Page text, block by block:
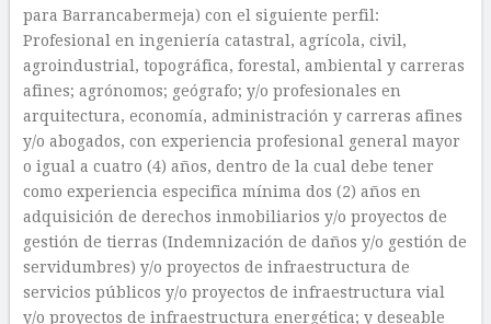
para Barrancabermeja) con el siguiente perfil:
Profesional en ingeniería catastral, agrícola, civil,
agroindustrial, topográfica, forestal, ambiental y carreras
afines; agrónomos; geógrafo; y/o profesionales en
arquitectura, economía, administración y carreras afines
y/o abogados, con experiencia profesional general mayor
o igual a cuatro (4) años, dentro de la cual debe tener
como experiencia especifica mínima dos (2) años en
adquisición de derechos inmobiliarios y/o proyectos de
gestión de tierras (Indemnización de daños y/o gestión de
servidumbres) y/o proyectos de infraestructura de
servicios públicos y/o proyectos de infraestructura vial
y/o proyectos de infraestructura energética; y deseable